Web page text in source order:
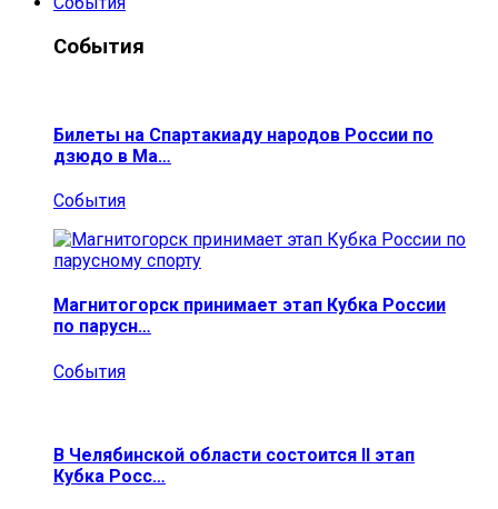
События
Билеты на Спартакиаду народов России по
дзюдо в Ма…
События
Магнитогорск принимает этап Кубка России
по парусн…
События
В Челябинской области состоится II этап
Кубка Росс…